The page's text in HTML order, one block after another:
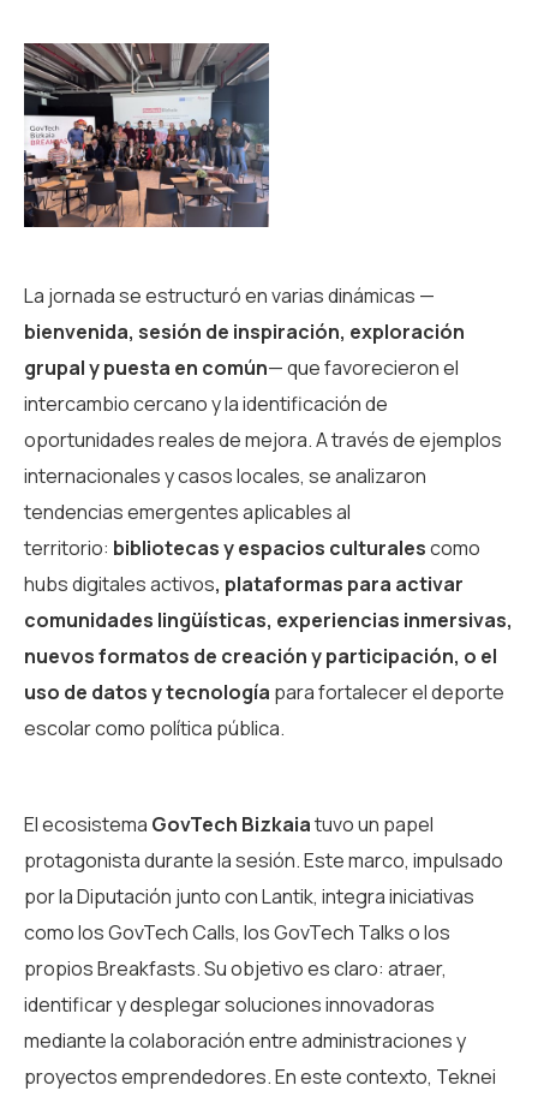
La jornada se estructuró en varias dinámicas —
bienvenida, sesión de inspiración, exploración
grupal y puesta en común— que favorecieron el
intercambio cercano y la identificación de
oportunidades reales de mejora. A través de ejemplos
internacionales y casos locales, se analizaron
tendencias emergentes aplicables al
territorio: bibliotecas y espacios culturalescomo
hubs digitales activos, plataformas para activar
comunidades lingüísticas, experiencias inmersivas,
nuevos formatos de creación y participación, o el
uso de datos y tecnología para fortalecer el deporte
escolar como política pública.
El ecosistema GovTech Bizkaiatuvo un papel
protagonista durante la sesión. Este marco, impulsado
por la Diputación junto con Lantik, integra iniciativas
como los GovTech Calls, los GovTech Talks o los
propios Breakfasts. Su objetivo es claro: atraer,
identificar y desplegar soluciones innovadoras
mediante la colaboración entre administraciones y
proyectos emprendedores. En este contexto, Teknei